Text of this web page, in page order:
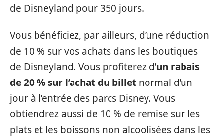
de Disneyland pour 350 jours.
Vous bénéficiez, par ailleurs, d’une réduction
de 10 % sur vos achats dans les boutiques
de Disneyland. Vous profiterez d’un rabais
de 20 % sur l’achat du billet normal d’un
jour à l’entrée des parcs Disney. Vous
obtiendrez aussi de 10 % de remise sur les
plats et les boissons non alcoolisées dans les